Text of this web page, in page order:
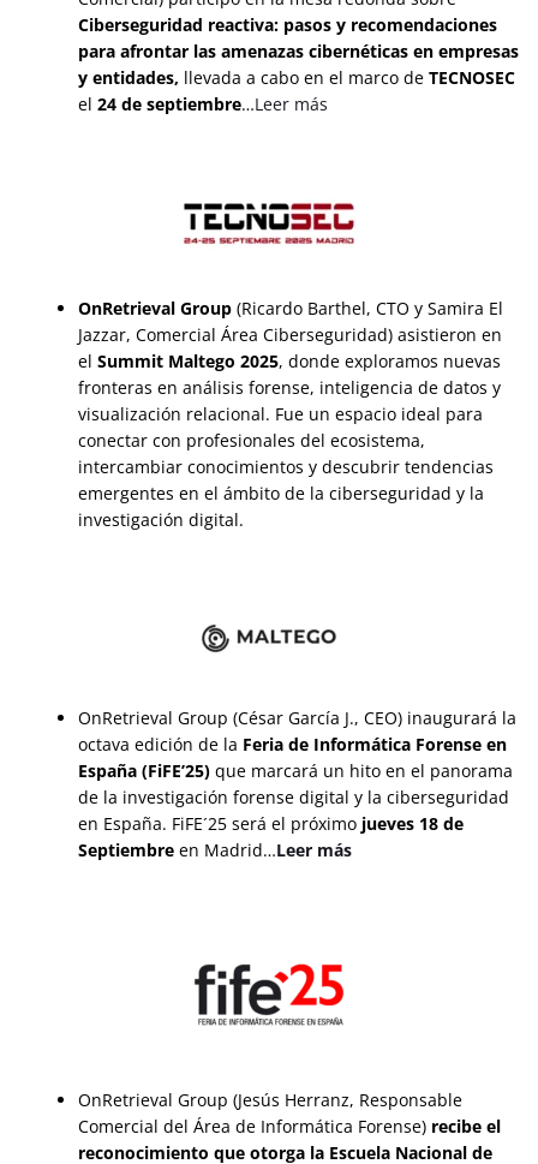
Ciberseguridad reactiva: pasos y recomendaciones
para afrontar las amenazas cibernéticas en empresas
y entidades, llevada a cabo en el marco de TECNOSEC
el 24 de septiembre…Leer más
OnRetrieval Group (Ricardo Barthel, CTO y Samira El
Jazzar, Comercial Área Ciberseguridad) asistieron en
el Summit Maltego 2025, donde exploramos nuevas
fronteras en análisis forense, inteligencia de datos y
visualización relacional. Fue un espacio ideal para
conectar con profesionales del ecosistema,
intercambiar conocimientos y descubrir tendencias
emergentes en el ámbito de la ciberseguridad y la
investigación digital.
OnRetrieval Group (César García J., CEO) inaugurará la
octava edición de la Feria de Informática Forense en
España (FiFE’25) que marcará un hito en el panorama
de la investigación forense digital y la ciberseguridad
en España. FiFE´25 será el próximo jueves 18 de
Septiembre en Madrid…Leer más
OnRetrieval Group (Jesús Herranz, Responsable
Comercial del Área de Informática Forense) recibe el
reconocimiento que otorga la Escuela Nacional de